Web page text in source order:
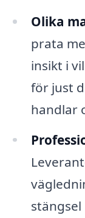
Olika
prata
insikt i
för just
handlar